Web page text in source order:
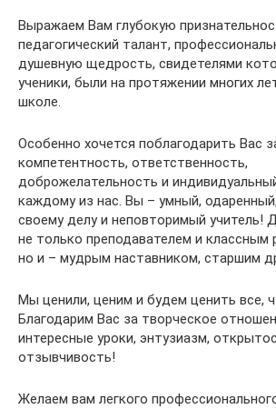
Выражаем Вам глубокую
педагогический талант,
душевную щедрость, свидетелями
ученики, были на протяжении многих
школе.
Особенно хочется поблагодарить Вас
компетентность, ответственность,
доброжелательность и
каждому из нас. Вы – умный,
своему делу и неповторимый учитель!
не только преподавателем и классным
но и – мудрым наставником, старшим
Мы ценили, ценим и будем ценить все,
Благодарим Вас за творческое
интересные уроки, энтузиазм,
отзывчивость!
Желаем вам легкого